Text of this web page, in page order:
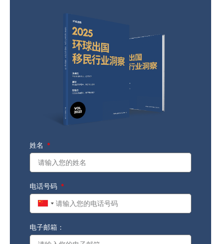
姓名
电话号码
China
电子邮箱：